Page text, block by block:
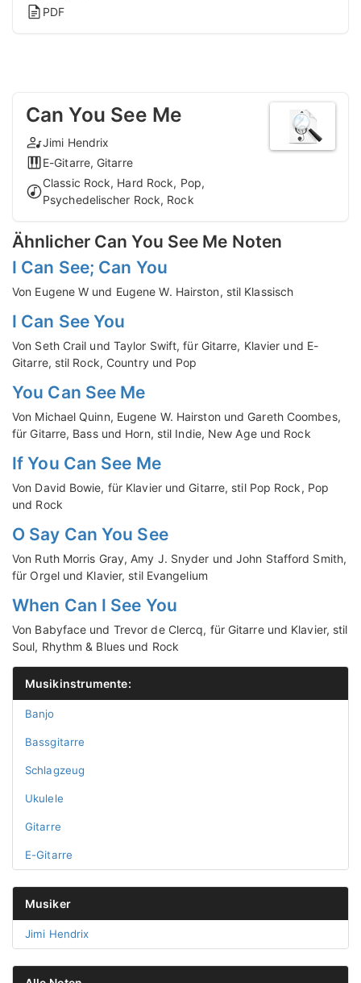
PDF
Can You See Me
Jimi Hendrix
E-Gitarre, Gitarre
Classic Rock, Hard Rock, Pop,
Psychedelischer Rock, Rock
Ähnlicher Can You See Me Noten
I Can See; Can You
Von Eugene W und Eugene W. Hairston, stil Klassisch
I Can See You
Von Seth Crail und Taylor Swift, für Gitarre, Klavier und E-
Gitarre, stil Rock, Country und Pop
You Can See Me
Von Michael Quinn, Eugene W. Hairston und Gareth Coombes,
für Gitarre, Bass und Horn, stil Indie, New Age und Rock
If You Can See Me
Von David Bowie, für Klavier und Gitarre, stil Pop Rock, Pop
und Rock
O Say Can You See
Von Ruth Morris Gray, Amy J. Snyder und John Stafford Smith,
für Orgel und Klavier, stil Evangelium
When Can I See You
Von Babyface und Trevor de Clercq, für Gitarre und Klavier, stil
Soul, Rhythm & Blues und Rock
Musikinstrumente:
Banjo
Bassgitarre
Schlagzeug
Ukulele
Gitarre
E-Gitarre
Musiker
Jimi Hendrix